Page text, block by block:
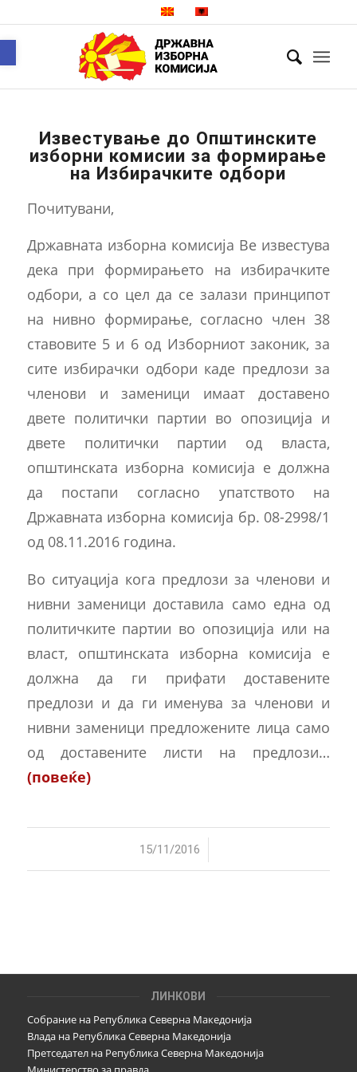
Известување до Општинските
изборни комисии за формирање
на Избирачките одбори
Почитувани,
Државната изборна комисија Be известува
дека при формирањето на избирачките
одбори, а со цел да се залази принципот
на нивно формирање, согласно член 38
ставовите 5 и 6 од Изборниот законик, за
сите избирачки одбори каде предлози за
членови и заменици имаат доставено
двете политички партии во опозиција и
двете политички партии од власта,
општинската изборна комисија е должна
да постапи согласно упатството на
Државната изборна комисија бр. 08-2998/1
од 08.11.2016 година.
Во ситуација кога предлози за членови и
нивни заменици доставила само една од
политичките партии во опозиција или на
власт, општинската изборна комисија е
должна да ги прифати доставените
предлози и да ги именува за членови и
нивни заменици предложените лица само
од доставените листи на предлози…
(повеќе)
15/11/2016
/
ЛИНКОВИ
Собрание на Република Северна Македонија
Влада на Република Северна Македонија
Претседател на Република Северна Македонија
Open toolbar